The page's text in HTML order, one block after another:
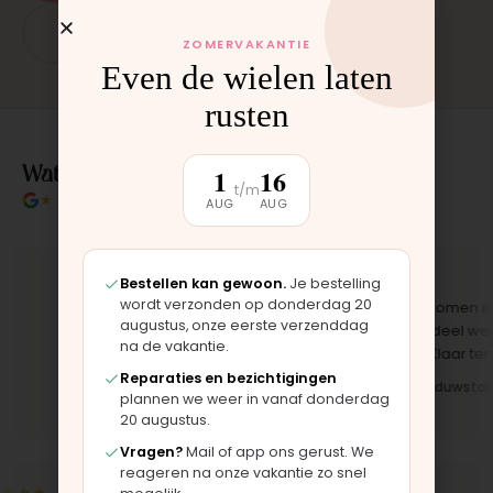
App: 06 - 2862 1330
Wat klanten over ons zeggen
★★★★★ 4.9/5 klantbeoordeling
"Bekleding zelf vervangen met de
set, zag er meteen weer als nieuw
uit. Duidelijk origineel spul."
Iris · Bugaboo bekleding
★★★★★
"Langsgekomen in
het onderdeel werd
opgezet. Klaar terwijl
Bas · Joolz duwstang
ZOMERVAKANTIE
Even de wielen laten
rusten
1
AUG
t/m16
AUG
Bestellen kan gewoon. Je bestelling
wordt verzonden op donderdag 20
augustus, onze eerste verzenddag
na de vakantie.
Reparaties en bezichtigingen
plannen we weer in vanaf donderdag
20 augustus.
Vragen?Mail of app ons gerust. We
reageren na onze vakantie zo snel